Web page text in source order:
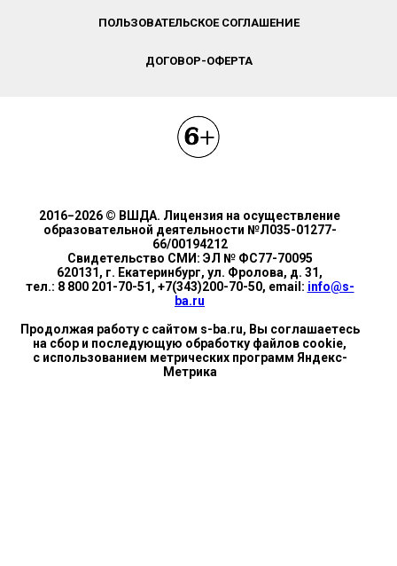
ПОЛЬЗОВАТЕЛЬСКОЕ СОГЛАШЕНИЕ
ДОГОВОР-ОФЕРТА
2016−2026 © ВШДА. Лицензия на осуществление
образовательной деятельности №Л035-01277-
66/00194212
Свидетельство СМИ: ЭЛ № ФС77-70095
620131, г. Екатеринбург, ул. Фролова, д. 31,
тел.: 8 800 201-70-51, +7(343)200-70-50, email: info@s-
ba.ru
Продолжая работу с сайтом s-ba.ru, Вы соглашаетесь
на сбор и последующую обработку файлов cookie,
с использованием метрических программ Яндекс-
Метрика